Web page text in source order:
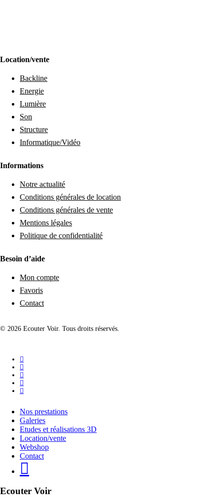
Location/vente
Backline
Energie
Lumière
Son
Structure
Informatique/Vidéo
Informations
Notre actualité
Conditions générales de location
Conditions générales de vente
Mentions légales
Politique de confidentialité
Besoin d’aide
Mon compte
Favoris
Contact
© 2026 Ecouter Voir. Tous droits réservés.
facebook
linkedin
instagram
phone
email
Close
Menu
Nos prestations
Galeries
Etudes et réalisations 3D
Location/vente
Webshop
Contact
Ecouter Voir